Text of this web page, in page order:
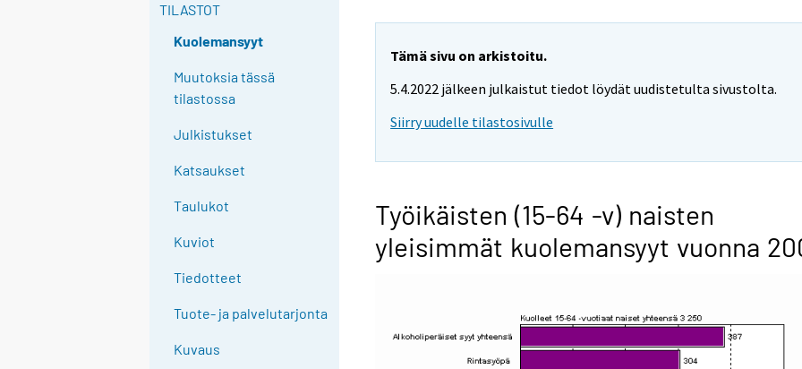
TILASTOT
Kuolemansyyt
Muutoksia tässä
tilastossa
Julkistukset
Katsaukset
Taulukot
Kuviot
Tiedotteet
Tuote- ja palvelutarjonta
Kuvaus
Tämä sivu on arkistoitu.
5.4.2022 jälkeen julkaistut tiedot löydät uudistetulta sivustolta.
Siirry uudelle tilastosivulle
Työikäisten (15-64 -v) naisten
yleisimmät kuolemansyyt vuonna